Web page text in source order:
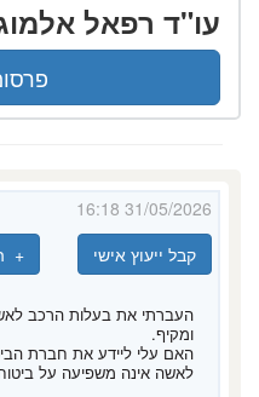
עו"ד רפאל
31/05/2026 16:18
העברתי את בעלות הרכב
ומקיף.
האם עלי ליידע את חברת
לאשה אינה משפיעה על
+ קבל ייעוץ אישי